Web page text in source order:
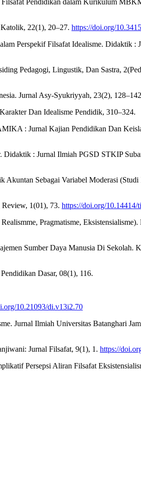
Pendidikan dalam Kurikulum
22(1), 20–27. https://doi.org/
Perspekif Filsafat Idealisme. Didaktik
Pedagogi, Lingustik, Dan Sastra,
Jurnal Asy-Syukriyyah, 23(2),
Dan Idealisme Pendidik, 310–324.
: Jurnal Kajian Pendidikan Dan
: Jurnal Ilmiah PGSD STKIP
Sebagai Variabel Moderasi
1(01), 73. https://doi.org/10.14414/
Pragmatisme, Eksistensialisme).
Sumber Daya Manusia Di Sekolah.
Dasar, 08(1), 116.
10.21093/di.v13i2.70
Jurnal Ilmiah Universitas Batanghari
Jurnal Filsafat, 9(1), 1. https://
Persepsi Aliran Filsafat